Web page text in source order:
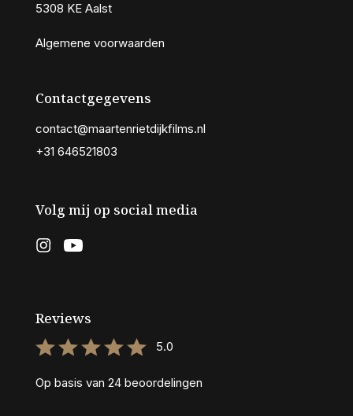
5308 KE Aalst
Algemene voorwaarden
Contactgegevens
contact@maartenrietdijkfilms.nl
+31 646521803
Volg mij op social media
Reviews
5.0
Op basis van 24beoordelingen